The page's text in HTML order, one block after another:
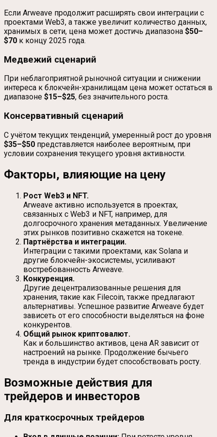
Если Arweave продолжит расширять свои интеграции с
проектами Web3, а также увеличит количество данных,
хранимых в сети, цена может достичь диапазона $50–
$70 к концу 2025 года.
Медвежий сценарий
При неблагоприятной рыночной ситуации и снижении
интереса к блокчейн-хранилищам цена может остаться в
диапазоне $15–$25, без значительного роста.
Консервативный сценарий
С учётом текущих тенденций, умеренный рост до уровня
$35–$50 представляется наиболее вероятным, при
условии сохранения текущего уровня активности.
Факторы, влияющие на цену
Рост Web3 и NFT.
Arweave активно используется в проектах,
связанных с Web3 и NFT, например, для
долгосрочного хранения метаданных. Увеличение
этих рынков позитивно скажется на токене.
Партнёрства и интеграции.
Интеграции с такими проектами, как Solana и
другие блокчейн-экосистемы, усиливают
востребованность Arweave.
Конкуренция.
Другие децентрализованные решения для
хранения, такие как Filecoin, также предлагают
альтернативы. Успешное развитие Arweave будет
зависеть от его способности выделяться на фоне
конкурентов.
Общий рынок криптовалют.
Как и большинство активов, цена AR зависит от
настроений на рынке. Продолжение бычьего
тренда в индустрии будет способствовать росту.
Возможные действия для
трейдеров и инвесторов
Для краткосрочных трейдеров